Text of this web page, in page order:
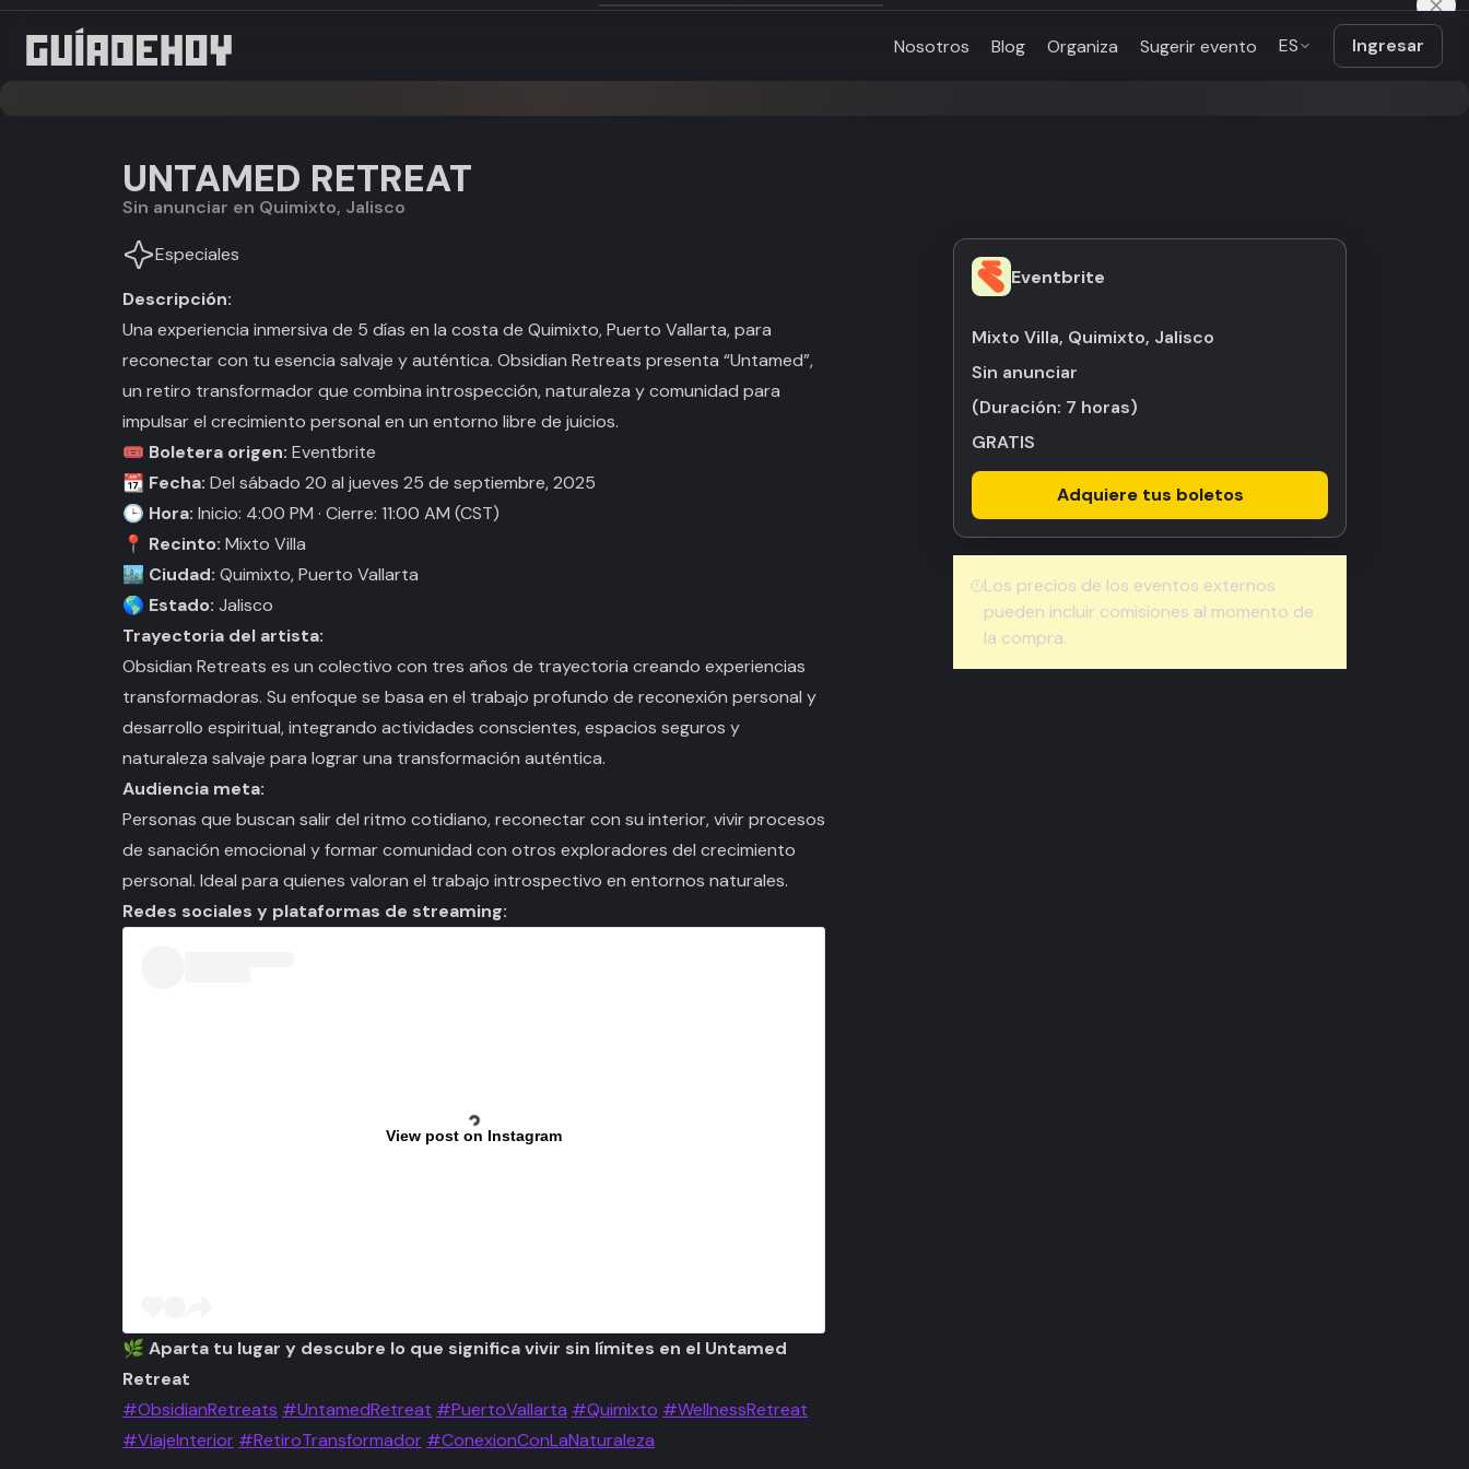
Nosotros Blog Organiza Sugerir evento ES Ingresar
UNTAMED RETREAT
Sin anunciar en Quimixto, Jalisco
Especiales
Descripción:
Una experiencia inmersiva de 5 días en la costa de Quimixto, Puerto Vallarta, para
reconectar con tu esencia salvaje y auténtica. Obsidian Retreats presenta “Untamed”,
un retiro transformador que combina introspección, naturaleza y comunidad para
impulsar el crecimiento personal en un entorno libre de juicios.
🎟️ Boletera origen: Eventbrite
📆 Fecha: Del sábado 20 al jueves 25 de septiembre, 2025
🕒 Hora: Inicio: 4:00 PM · Cierre: 11:00 AM (CST)
📍 Recinto: Mixto Villa
🏙️ Ciudad: Quimixto, Puerto Vallarta
🌎 Estado: Jalisco
Trayectoria del artista:
Obsidian Retreats es un colectivo con tres años de trayectoria creando experiencias
transformadoras. Su enfoque se basa en el trabajo profundo de reconexión personal y
desarrollo espiritual, integrando actividades conscientes, espacios seguros y
naturaleza salvaje para lograr una transformación auténtica.
Audiencia meta:
Personas que buscan salir del ritmo cotidiano, reconectar con su interior, vivir procesos
de sanación emocional y formar comunidad con otros exploradores del crecimiento
personal. Ideal para quienes valoran el trabajo introspectivo en entornos naturales.
Redes sociales y plataformas de streaming:
View post on Instagram
🌿 Aparta tu lugar y descubre lo que significa vivir sin límites en el Untamed
Retreat
#ObsidianRetreats #UntamedRetreat #PuertoVallarta #Quimixto #WellnessRetreat
#ViajeInterior #RetiroTransformador #ConexionConLaNaturaleza
Eventbrite
Mixto Villa, Quimixto, Jalisco
Sin anunciar
(Duración: 7 horas)
GRATIS
Adquiere tus boletos
Los precios de los eventos externos
pueden incluir comisiones al momento de
la compra.